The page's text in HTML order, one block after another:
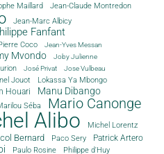
Maillard Jean-Claude Montredon
Jean-Marc Albicy
Fanfant
Coco Jean-Yves Messan
Mvondo Joby Julienne
José Privat Jose Vulbeau
Jouot
Lokassa Ya Mbongo
Houari Manu Dibango
Séba Mario Canonge
Alibo Michel Lorentz
Bernard Paco Sery
Patrick Artero
Paulo Rosine
Philippe d'Huy